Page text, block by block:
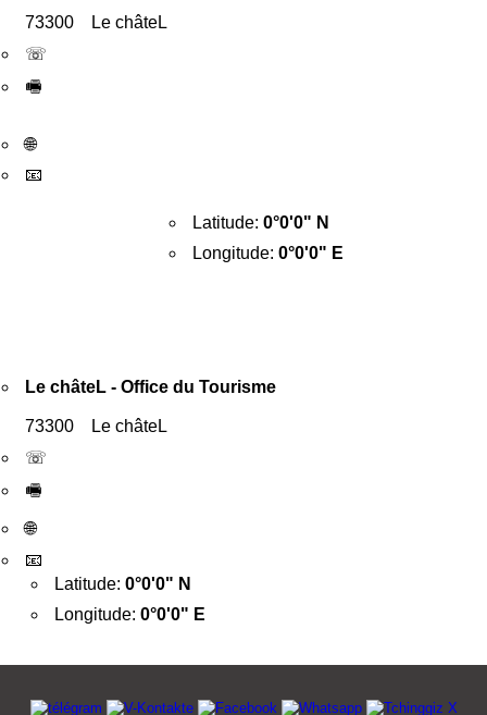
73300 Le châteL
☏
🖷
🌐
📧
Latitude: 0°0'0" N
Longitude: 0°0'0" E
Le châteL - Office du Tourisme
73300 Le châteL
☏
🖷
🌐
📧
Latitude: 0°0'0" N
Longitude: 0°0'0" E